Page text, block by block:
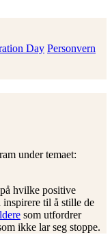
Day Personvern
under temaet:
hvilke positive
til å stille de
som utfordrer
ikke lar seg stoppe.